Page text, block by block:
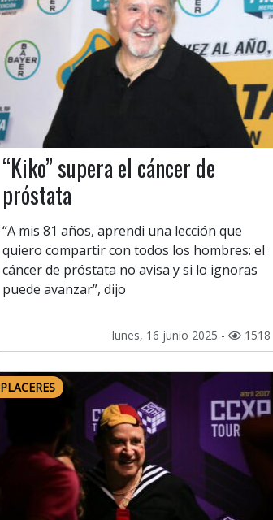
“Kiko” supera el cáncer de
próstata
“A mis 81 años, aprendi una lección que
quiero compartir con todos los hombres: el
cáncer de próstata no avisa y si lo ignoras
puede avanzar”, dijo
lunes, 16 junio 2025 - 1518
PLACERES